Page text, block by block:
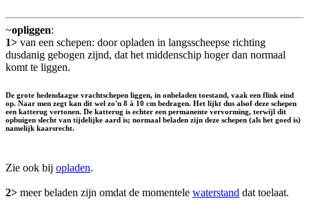
~opliggen:
1> van een schepen: door opladen in langsscheepse richting
dusdanig gebogen zijnd, dat het middenschip hoger dan normaal
komt te liggen.
De grote hedendaagse vrachtschepen liggen, in onbeladen toestand, vaak een flink eind
op. Naar men zegt kan dit wel zo'n 8 à 10 cm bedragen. Het lijkt dus alsof deze schepen
een katterug vertonen. De katterug is echter een permanente vervorming, terwijl dit
opbuigen slecht van tijdelijke aard is; normaal beladen zijn deze schepen (als het goed is)
namelijk kaarsrecht.
Zie ook bij opladen.
2> meer beladen zijn omdat de momentele waterstand dat toelaat.